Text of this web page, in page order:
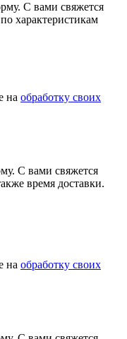
С вами свяжется
характеристикам
на обработку своих
С вами свяжется
время доставки.
на обработку своих